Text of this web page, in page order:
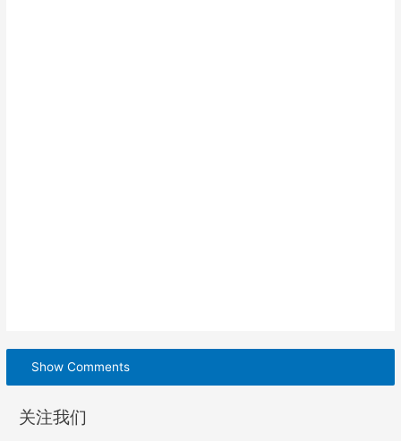
Show Comments
关注我们